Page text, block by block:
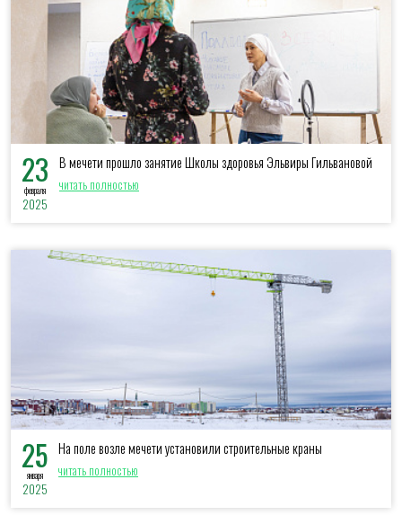
23
февраля
2025
В мечети прошло занятие Школы здоровья Эльвиры Гильвановой
читать полностью
25
января
2025
На поле возле мечети установили строительные краны
читать полностью